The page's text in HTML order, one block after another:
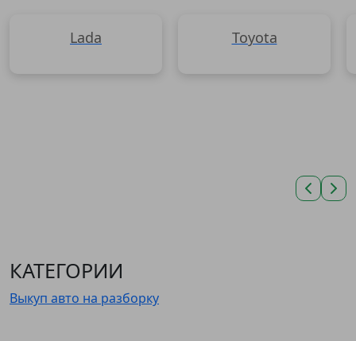
Lada Toyota
КАТЕГОРИИ
Выкуп авто на разборку